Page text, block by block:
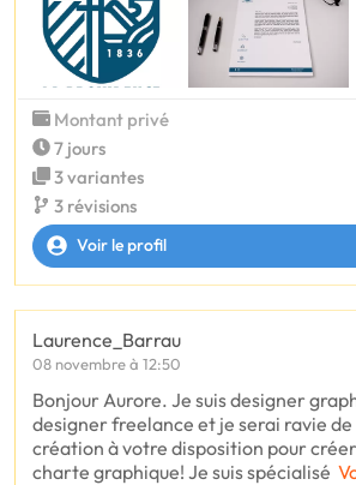
Montant privé
7 jours
3 variantes
3 révisions
Voir le profil
Laurence_Barrau
08 novembre à 12:50
Bonjour Aurore. Je suis designer
designer freelance et je serai ravie
création à votre disposition pour
charte graphique! Je suis spécialisé